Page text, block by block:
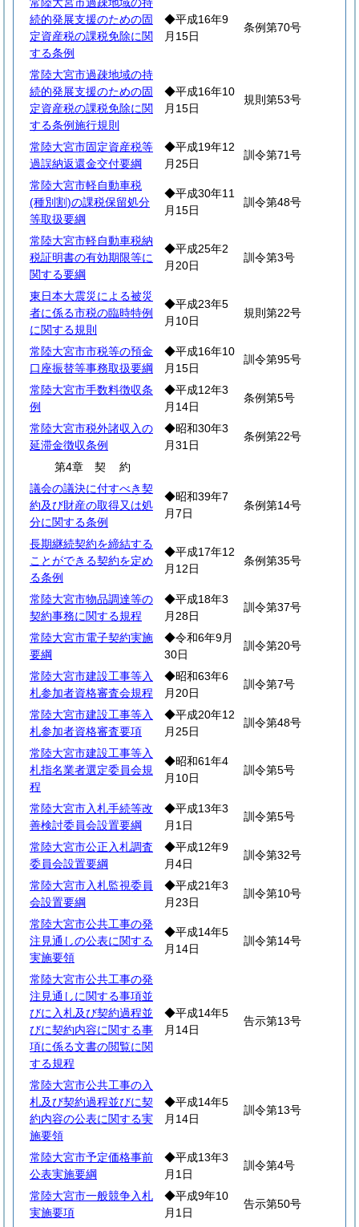
続的発展支援のための固
定資産税の課税免除に関
する条例
◆平成16年9
月15日
条例第70号
常陸大宮市過疎地域の持
続的発展支援のための固
定資産税の課税免除に関
する条例施行規則
◆平成16年10
月15日
規則第53号
常陸大宮市固定資産税等
過誤納返還金交付要綱
◆平成19年12
月25日
訓令第71号
常陸大宮市軽自動車税
(種別割)の課税保留処分
等取扱要綱
◆平成30年11
月15日
訓令第48号
常陸大宮市軽自動車税納
税証明書の有効期限等に
関する要綱
◆平成25年2
月20日
訓令第3号
東日本大震災による被災
者に係る市税の臨時特例
に関する規則
◆平成23年5
月10日
規則第22号
常陸大宮市市税等の預金
口座振替等事務取扱要綱
◆平成16年10
月15日
訓令第95号
常陸大宮市手数料徴収条
例
◆平成12年3
月14日
条例第5号
常陸大宮市税外諸収入の
延滞金徴収条例
◆昭和30年3
月31日
条例第22号
第4章 契約
議会の議決に付すべき契
約及び財産の取得又は処
分に関する条例
◆昭和39年7
月7日
条例第14号
長期継続契約を締結する
ことができる契約を定め
る条例
◆平成17年12
月12日
条例第35号
常陸大宮市物品調達等の
契約事務に関する規程
◆平成18年3
月28日
訓令第37号
常陸大宮市電子契約実施
要綱
◆令和6年9月
30日
訓令第20号
常陸大宮市建設工事等入
札参加者資格審査会規程
◆昭和63年6
月20日
訓令第7号
常陸大宮市建設工事等入
札参加者資格審査要項
◆平成20年12
月25日
訓令第48号
常陸大宮市建設工事等入
札指名業者選定委員会規
程
◆昭和61年4
月10日
訓令第5号
常陸大宮市入札手続等改
善検討委員会設置要綱
◆平成13年3
月1日
訓令第5号
常陸大宮市公正入札調査
委員会設置要綱
◆平成12年9
月4日
訓令第32号
常陸大宮市入札監視委員
会設置要綱
◆平成21年3
月23日
訓令第10号
常陸大宮市公共工事の発
注見通しの公表に関する
実施要領
◆平成14年5
月14日
訓令第14号
常陸大宮市公共工事の発
注見通しに関する事項並
びに入札及び契約過程並
びに契約内容に関する事
項に係る文書の閲覧に関
する規程
◆平成14年5
月14日
告示第13号
常陸大宮市公共工事の入
札及び契約過程並びに契
約内容の公表に関する実
施要領
◆平成14年5
月14日
訓令第13号
常陸大宮市予定価格事前
公表実施要綱
◆平成13年3
月1日
訓令第4号
常陸大宮市一般競争入札
実施要項
◆平成9年10
月1日
告示第50号